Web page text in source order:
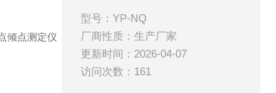
型号：YP-NQ
厂商性质：生产厂家
更新时间：2026-04-07
访问次数：161